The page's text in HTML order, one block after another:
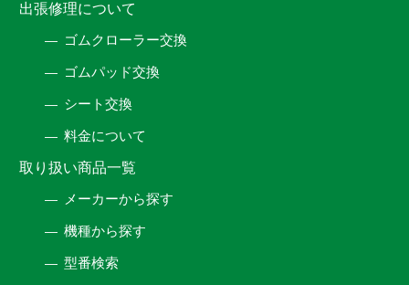
出張修理について
ゴムクローラー交換
ゴムパッド交換
シート交換
料金について
取り扱い商品一覧
メーカーから探す
機種から探す
型番検索